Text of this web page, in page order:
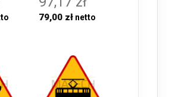
79,00 zł